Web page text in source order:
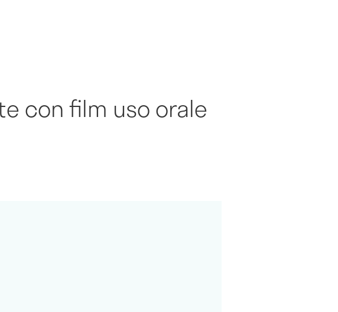
con film uso orale